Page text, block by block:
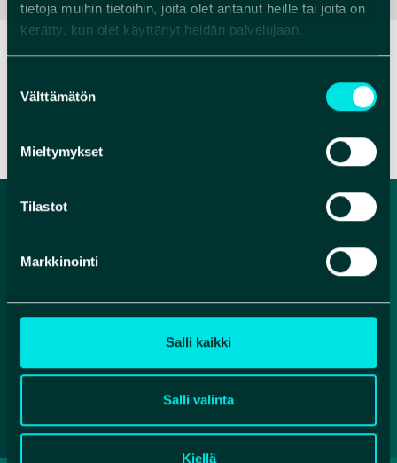
tietoja muihin tietoihin, joita olet antanut heille tai joita on
kerätty, kun olet käyttänyt heidän palvelujaan.
valinta
Välttämätön
Mieltymykset
Tilastot
Markkinointi
Salli kaikki
Salli valinta
Kiellä
VERKKOSIVUT
Facebook
Instagram
YouTube